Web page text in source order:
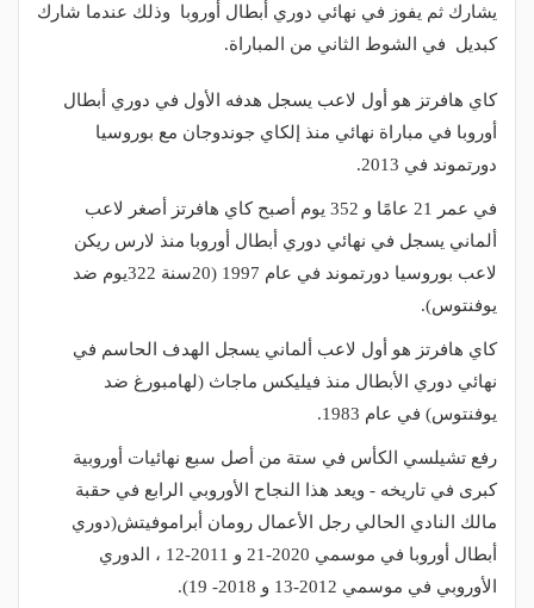
يشارك ثم يفوز في نهائي دوري أبطال أوروبا وذلك عندما شارك
كبديل في الشوط الثاني من المباراة.
كاي هافرتز هو أول لاعب يسجل هدفه الأول في دوري أبطال
أوروبا في مباراة نهائي منذ إلكاي جوندوجان مع بوروسيا
دورتموند في 2013.
في عمر 21 عامًا و 352 يوم أصبح كاي هافرتز أصغر لاعب
ألماني يسجل في نهائي دوري أبطال أوروبا منذ لارس ريكن
لاعب بوروسيا دورتموند في عام 1997 (20سنة 322يوم ضد
يوفنتوس).
كاي هافرتز هو أول لاعب ألماني يسجل الهدف الحاسم في
نهائي دوري الأبطال منذ فيليكس ماجاث (لهامبورغ ضد
يوفنتوس) في عام 1983.
رفع تشيلسي الكأس في ستة من أصل سبع نهائيات أوروبية
كبرى في تاريخه - ويعد هذا النجاح الأوروبي الرابع في حقبة
مالك النادي الحالي رجل الأعمال رومان أبراموفيتش(دوري
أبطال أوروبا في موسمي 2020-21 و 2011-12 ، الدوري
الأوروبي في موسمي 2012-13 و 2018- 19).